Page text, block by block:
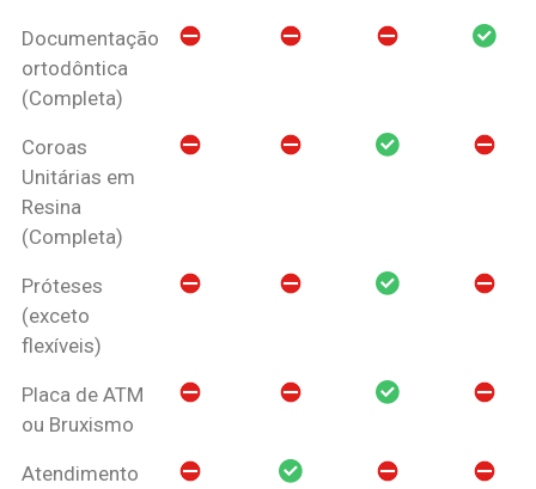
Documentação
ortodôntica
(Completa)
Coroas
Unitárias em
Resina
(Completa)
Próteses
(exceto
flexíveis)
Placa de ATM
ou Bruxismo
Atendimento